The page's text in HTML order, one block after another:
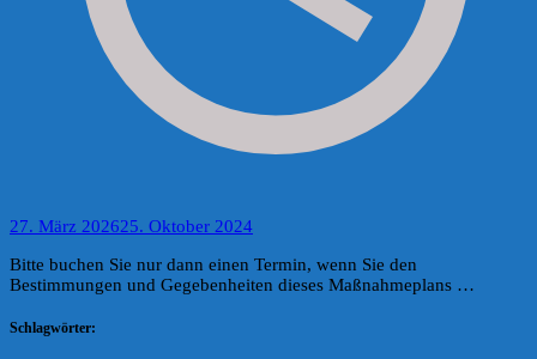
27. März 202625. Oktober 2024
Bitte buchen Sie nur dann einen Termin, wenn Sie den
Bestimmungen und Gegebenheiten dieses Maßnahmeplans …
Schlagwörter: